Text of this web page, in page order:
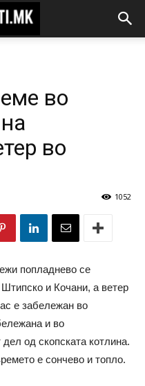
во
во
1052
попладнево се
и Кочани, а ветер
е забележан во
и во
од скопската котлина.
е сончево и топло.